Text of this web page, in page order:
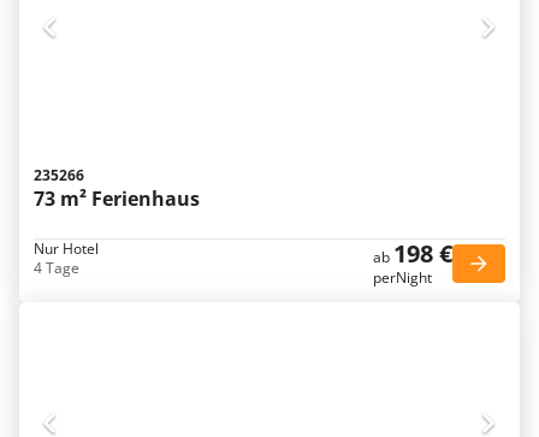
235266
73 m² Ferienhaus
Nur Hotel
4 Tage
ab 198 €
perNight